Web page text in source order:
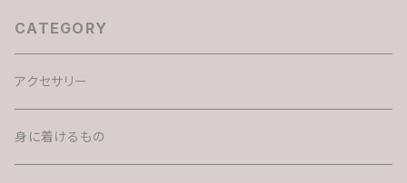
CATEGORY
アクセサリー
身に着けるもの